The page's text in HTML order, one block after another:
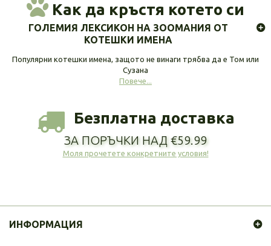
Как да кръстя котето си
ГОЛЕМИЯ ЛЕКСИКОН НА ЗООМАНИЯ ОТ
КОТЕШКИ ИМЕНА
Популярни котешки имена, защото не винаги трябва да е Том или
Сузана
Повече...
Безплатна доставка
ЗА ПОРЪЧКИ НАД €59.99
Моля прочетете конкретните условия!
ИНФОРМАЦИЯ